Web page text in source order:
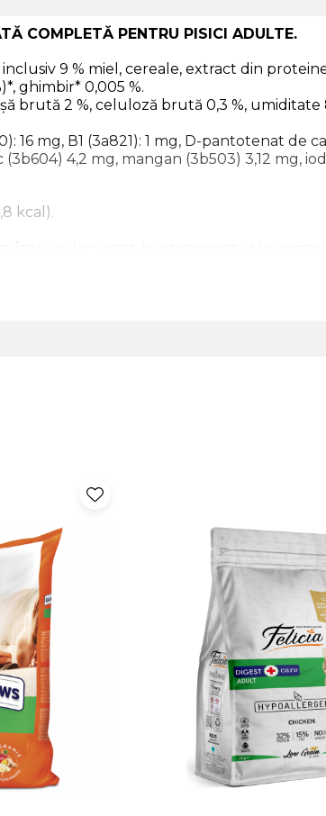
COMPLETĂ PENTRU PISICI ADULTE.
9 % miel, cereale, extract din
ghimbir* 0,005 %.
brută 2 %, celuloză brută 0,3 %, umiditate
16 mg, В1 (3а821): 1 mg, D-pantotenat de
4,2 mg, mangan (3b503) 3,12 mg,
kcal).
să fie consumată la temperatura
la apă potabilă. Rațiile individuale